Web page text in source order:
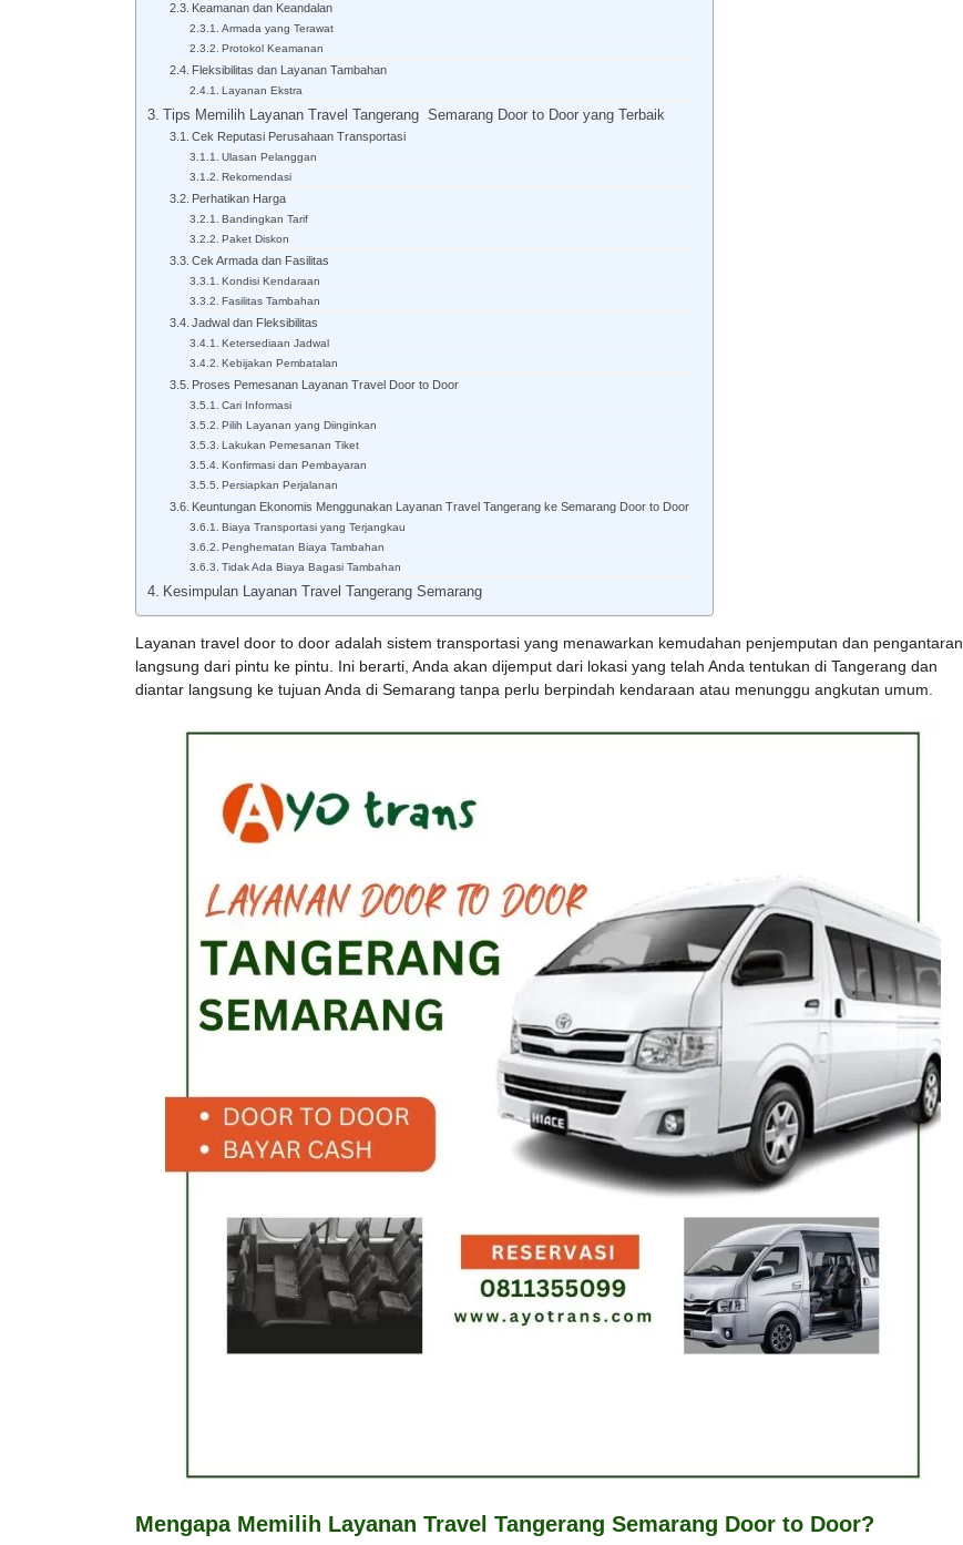
Keamanan dan Keandalan
Armada yang Terawat
Protokol Keamanan
Fleksibilitas dan Layanan Tambahan
Layanan Ekstra
Tips Memilih Layanan Travel Tangerang Semarang Door to Door yang Terbaik
Cek Reputasi Perusahaan Transportasi
Ulasan Pelanggan
Rekomendasi
Perhatikan Harga
Bandingkan Tarif
Paket Diskon
Cek Armada dan Fasilitas
Kondisi Kendaraan
Fasilitas Tambahan
Jadwal dan Fleksibilitas
Ketersediaan Jadwal
Kebijakan Pembatalan
Proses Pemesanan Layanan Travel Door to Door
Cari Informasi
Pilih Layanan yang Diinginkan
Lakukan Pemesanan Tiket
Konfirmasi dan Pembayaran
Persiapkan Perjalanan
Keuntungan Ekonomis Menggunakan Layanan Travel Tangerang ke Semarang Door to Door
Biaya Transportasi yang Terjangkau
Penghematan Biaya Tambahan
Tidak Ada Biaya Bagasi Tambahan
Kesimpulan Layanan Travel Tangerang Semarang
Layanan travel door to door adalah sistem transportasi yang menawarkan kemudahan penjemputan dan pengantaran
langsung dari pintu ke pintu. Ini berarti, Anda akan dijemput dari lokasi yang telah Anda tentukan di Tangerang dan
diantar langsung ke tujuan Anda di Semarang tanpa perlu berpindah kendaraan atau menunggu angkutan umum.
Mengapa Memilih Layanan Travel Tangerang Semarang Door to Door?